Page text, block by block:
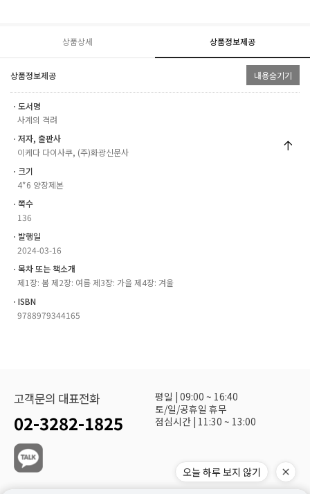
상품상세 상품정보제공
상품정보제공 내용숨기기
ㆍ도서명
사계의 격려
ㆍ저자, 출판사
이케다 다이사쿠, (주)화광신문사
ㆍ크기
4*6 양장제본
ㆍ쪽수
136
ㆍ발행일
2024-03-16
ㆍ목차 또는 책소개
제1장: 봄 제2장: 여름 제3장: 가을 제4장: 겨울
ㆍISBN
9788979344165
고객문의 대표전화
02-3282-1825
평일 | 09:00 ~ 16:40
토/일/공휴일 휴무
점심시간 | 11:30 ~ 13:00
오늘 하루 보지 않기